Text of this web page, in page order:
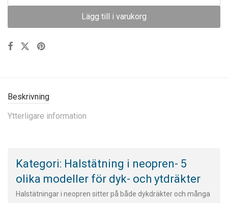
Lägg till i varukorg
Beskrivning
Ytterligare information
Kategori: Halstätning i neopren- 5
olika modeller för dyk- och ytdräkter
Halstätningar i neopren sitter på både dykdräkter och många